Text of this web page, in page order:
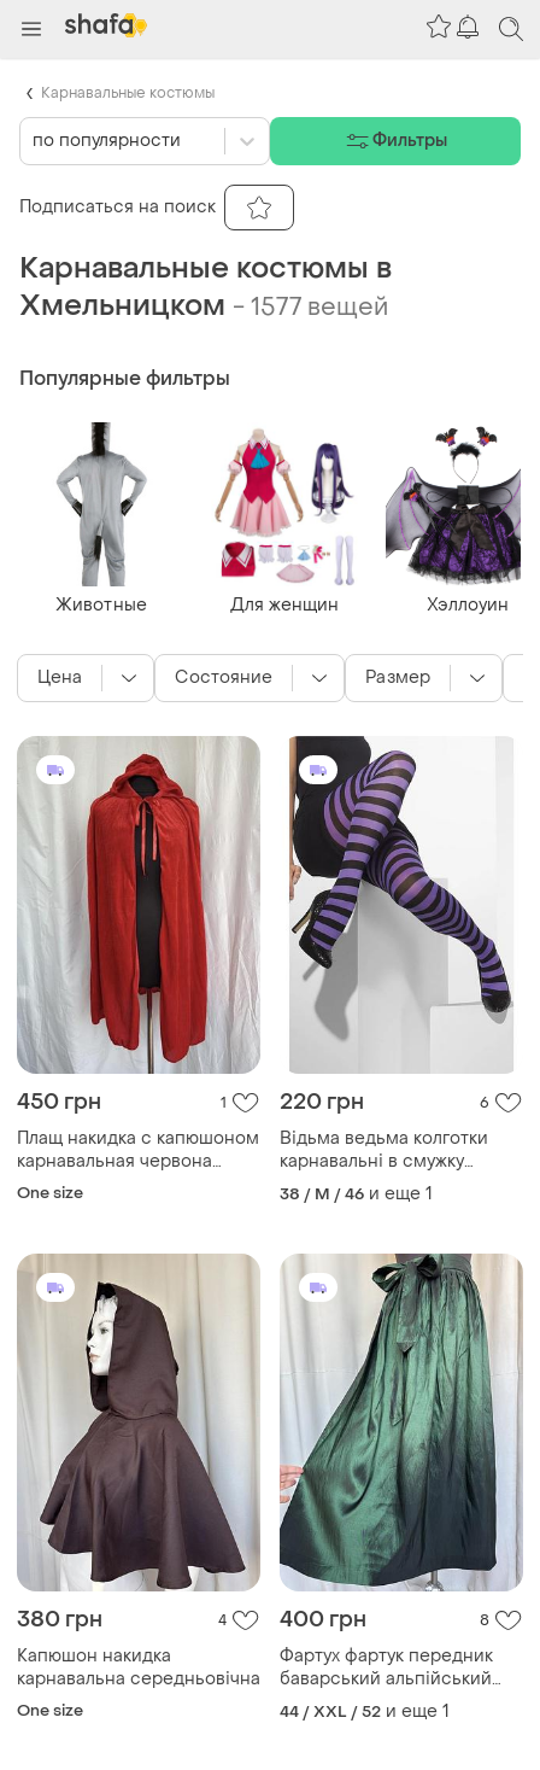
Карнавальные костюмы в
Хмельницком -1577 вещей
450 грн 1
Плащ накидка с капюшоном
карнавальная червона
красная велюр красная
One size
220 грн 6
Відьма ведьма колготки
карнавальні в смужку
фіолетові чорні
38 / M / 46 и еще 1
380 грн 4
Капюшон накидка
карнавальна середньовічна
One size
400 грн 8
Фартух фартук передник
баварський альпійський
октоберфест дірндль
дирндль вінтаж
44 / XXL / 52 и еще 1
Популярные фильтры
Животные Для женщин Хэллоуин
Цена Состояние Размер
по популярности Фильтры
Подписаться на поиск
Карнавальные костюмы